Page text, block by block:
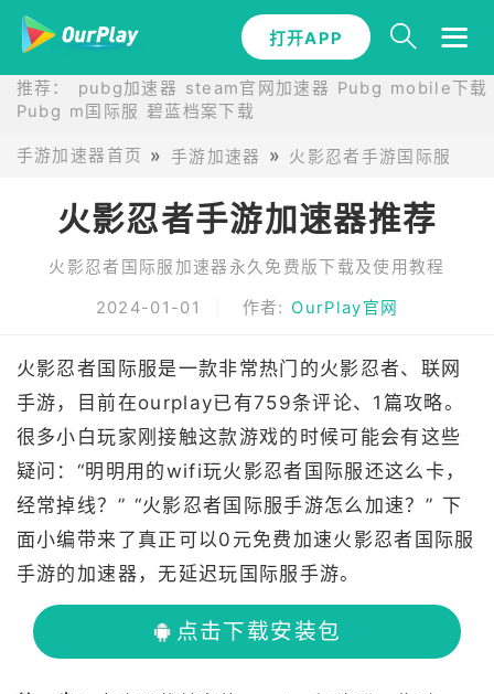
打开APP
推荐： pubg加速器 steam官网加速器 Pubg mobile下载
Pubg m国际服 碧蓝档案下载
手游加速器首页 手游加速器 火影忍者手游国际服手游
火影忍者手游加速器推荐
火影忍者国际服加速器永久免费版下载及使用教程
2024-01-01 作者: OurPlay官网
火影忍者国际服是一款非常热门的火影忍者、联网
手游，目前在ourplay已有759条评论、1篇攻略。
很多小白玩家刚接触这款游戏的时候可能会有这些
疑问：“明明用的wifi玩火影忍者国际服还这么卡，
经常掉线？” “火影忍者国际服手游怎么加速？” 下
面小编带来了真正可以0元免费加速火影忍者国际服
手游的加速器，无延迟玩国际服手游。
点击下载安装包